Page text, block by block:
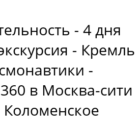
- 4 дня
- Кремль
-
в Москва-сити